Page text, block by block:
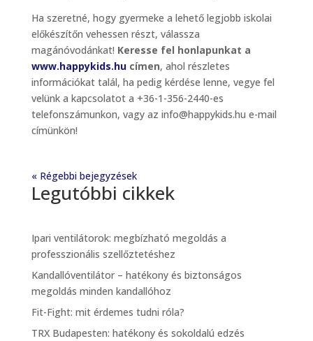
Ha szeretné, hogy gyermeke a lehető legjobb iskolai
előkészítőn vehessen részt, válassza
magánóvodánkat! Keresse fel honlapunkat a
www.happykids.hucímen, ahol részletes
információkat talál, ha pedig kérdése lenne, vegye fel
velünk a kapcsolatot a +36-1-356-2440-es
telefonszámunkon, vagy az info@happykids.hu e-mail
címünkön!
« Régebbi bejegyzések
Legutóbbi cikkek
Ipari ventilátorok: megbízható megoldás a
professzionális szellőztetéshez
Kandallóventilátor – hatékony és biztonságos
megoldás minden kandallóhoz
Fit-Fight: mit érdemes tudni róla?
TRX Budapesten: hatékony és sokoldalú edzés